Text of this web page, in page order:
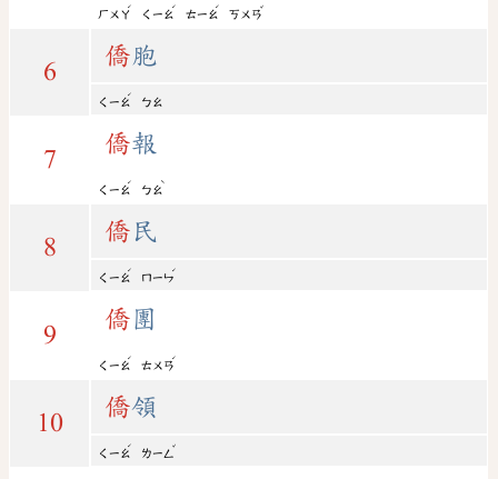
ㄏㄨㄚ
ˊ
ㄑㄧㄠ
ˊ
ㄊㄧㄠ
ˊ
ㄎㄨㄢ
ˇ
6
僑胞
ㄑㄧㄠ
ˊ
ㄅㄠ
7
僑報
ㄑㄧㄠ
ˊ
ㄅㄠ
ˋ
8
僑 民
ㄑㄧㄠ
ˊ
ㄇㄧㄣ
ˊ
9
僑團
ㄑㄧㄠ
ˊ
ㄊㄨㄢ
ˊ
10
僑領
ㄑㄧㄠ
ˊ
ㄌㄧㄥ
ˇ